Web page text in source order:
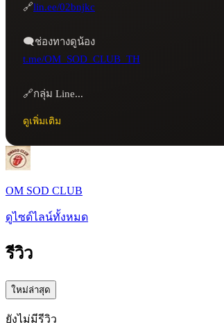
🔗lin.ee/02bnjkc
t.me/OM_SOD_CLUB_TH
🔗กลุ่ม Line...
ดูเพิ่มเติม
OM SOD CLUB
ดูไซด์ไลน์ทั้งหมด
รีวิว
ใหม่ล่าสุด
ยังไม่มีรีวิว